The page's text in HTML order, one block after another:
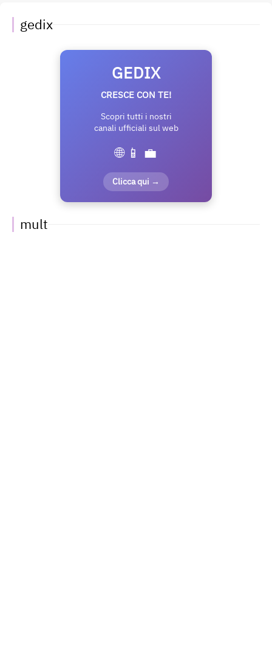
gedix
GEDIX
CRESCE CON TE!
Scopri tutti i nostri
canali ufficiali sul web
🌐 📱 💼
Clicca qui →
mult